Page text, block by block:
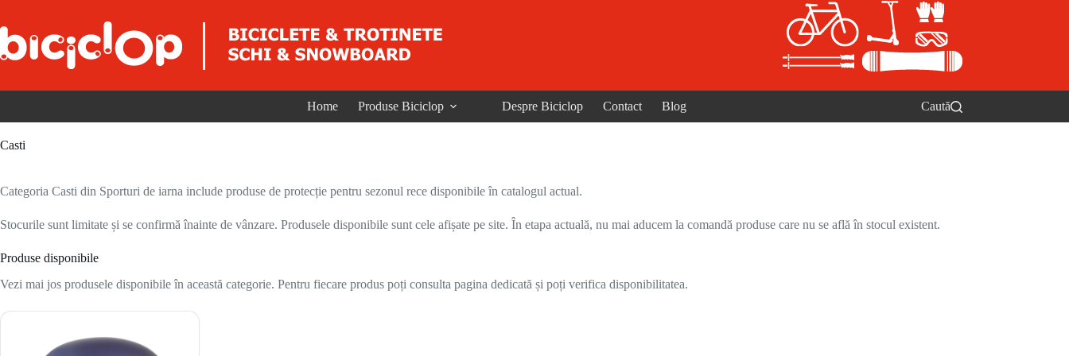
Home Produse Biciclop Despre Biciclop Contact Blog Caută
Casti
Categoria Casti din Sporturi de iarna include produse de protecție pentru sezonul rece disponibile în catalogul actual.
Stocurile sunt limitate și se confirmă înainte de vânzare. Produsele disponibile sunt cele afișate pe site. În etapa actuală, nu mai aducem la comandă produse care nu se află în stocul existent.
Produse disponibile
Vezi mai jos produsele disponibile în această categorie. Pentru fiecare produs poți consulta pagina dedicată și poți verifica disponibilitatea.